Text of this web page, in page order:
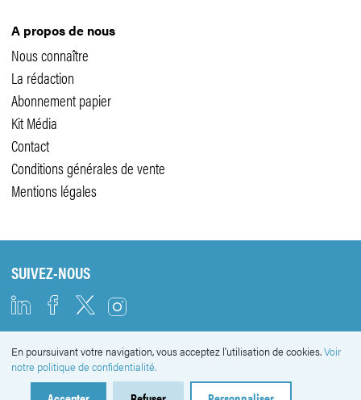
A propos de nous
Nous connaître
La rédaction
Abonnement papier
Kit Média
Contact
Conditions générales de vente
Mentions légales
SUIVEZ-NOUS
NEWSLETTER
En poursuivant votre navigation, vous acceptez l'utilisation de cookies.Voir
notre politique de confidentialité.